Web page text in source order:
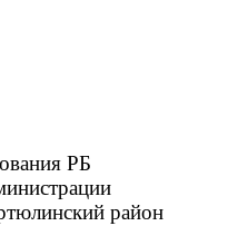
РБ
район